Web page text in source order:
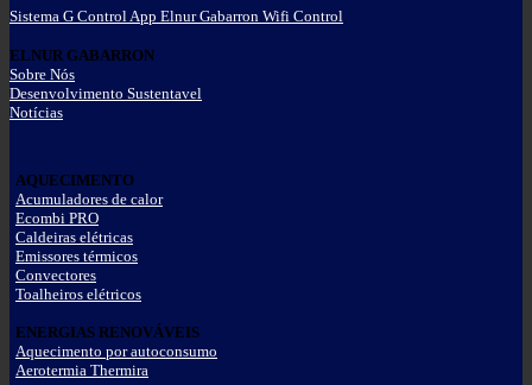
Sistema G Control App Elnur Gabarron Wifi Control
ELNUR GABARRON
Sobre Nós
Desenvolvimento Sustentavel
Notícias
AQUECIMENTO
Acumuladores de calor
Ecombi PRO
Caldeiras elétricas
Emissores térmicos
Convectores
Toalheiros elétricos
ENERGIAS RENOVÁVEIS
Aquecimento por autoconsumo
Aerotermia Thermira